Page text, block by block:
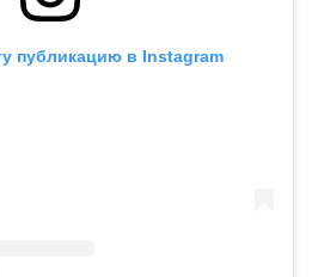
публикацию в Instagram